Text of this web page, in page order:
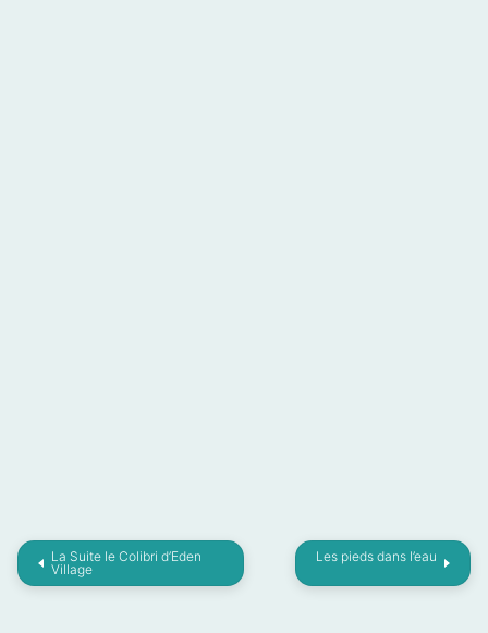
La Suite le Colibri d’Eden
Village
Les pieds dans l’eau